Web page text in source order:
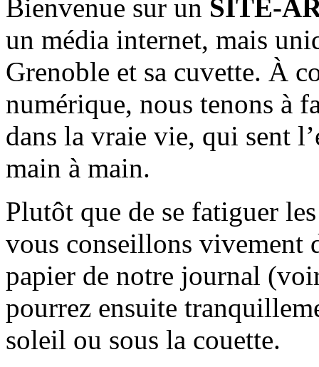
Bienvenue sur un SITE-
un média internet, mais
Grenoble et sa cuvette. À
numérique, nous tenons à
dans la vraie vie, qui sent
main à main.
Plutôt que de se fatiguer
vous conseillons vivement
papier de notre journal
pourrez ensuite
soleil ou sous la couette.